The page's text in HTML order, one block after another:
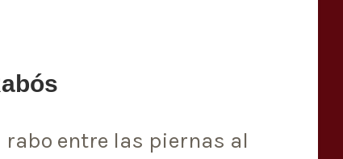
rabo entre las piernas al